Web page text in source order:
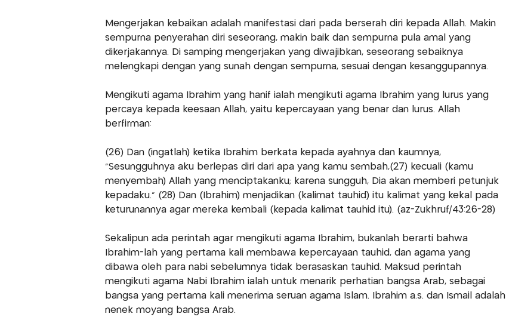
Mengerjakan kebaikan adalah manifestasi dari pada berserah diri kepada Allah. Makin
sempurna penyerahan diri seseorang, makin baik dan sempurna pula amal yang
dikerjakannya. Di samping mengerjakan yang diwajibkan, seseorang sebaiknya
melengkapi dengan yang sunah dengan sempurna, sesuai dengan kesanggupannya.
Mengikuti agama Ibrahim yang hanif ialah mengikuti agama Ibrahim yang lurus yang
percaya kepada keesaan Allah, yaitu kepercayaan yang benar dan lurus. Allah
berfirman:
(26) Dan (ingatlah) ketika Ibrahim berkata kepada ayahnya dan kaumnya,
"Sesungguhnya aku berlepas diri dari apa yang kamu sembah,(27) kecuali (kamu
menyembah) Allah yang menciptakanku; karena sungguh, Dia akan memberi petunjuk
kepadaku." (28) Dan (Ibrahim) menjadikan (kalimat tauhid) itu kalimat yang kekal pada
keturunannya agar mereka kembali (kepada kalimat tauhid itu). (az-Zukhruf/43:26-28)
Sekalipun ada perintah agar mengikuti agama Ibrahim, bukanlah berarti bahwa
Ibrahim-lah yang pertama kali membawa kepercayaan tauhid, dan agama yang
dibawa oleh para nabi sebelumnya tidak berasaskan tauhid. Maksud perintah
mengikuti agama Nabi Ibrahim ialah untuk menarik perhatian bangsa Arab, sebagai
bangsa yang pertama kali menerima seruan agama Islam. Ibrahim a.s. dan Ismail adalah
nenek moyang bangsa Arab.